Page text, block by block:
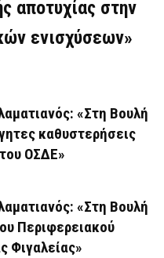
αποτυχίας στην
ενισχύσεων»
«Στη Βουλή
καθυστερήσεις
ΟΣΔΕ»
«Στη Βουλή
Περιφερειακού
Φιγαλείας»